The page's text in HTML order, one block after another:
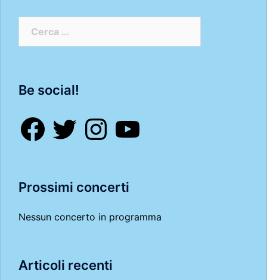
Be social!
FacebookTwitter InstagramYouTube
Prossimi concerti
Nessun concerto in programma
Articoli recenti